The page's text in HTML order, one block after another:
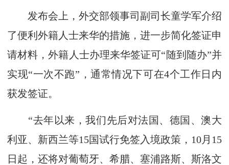
发布会上，外交部领事司副司长童学军介绍
了便利外籍人士来华的措施，进一步简化签证申
请材料，外籍人士办理来华签证可“随到随办”并
实现“一次不跑”，通常情况下可在4个工作日内
获发签证。
“去年以来，我们先后对法国、德国、澳大
利亚、新西兰等15国试行免签入境政策，10月15
日起，还将对葡萄牙、希腊、塞浦路斯、斯洛文